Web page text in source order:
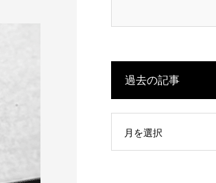
過去の記事
月を選択